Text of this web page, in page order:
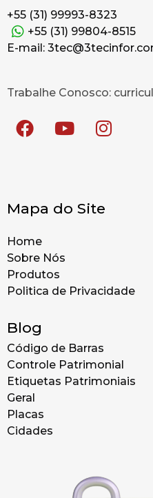
+55 (31) 99993-8323
+55 (31) 99804-8515
E-mail:
Trabalhe Conosco:
Mapa do Site
Home
Sobre Nós
Produtos
Politica de Privacidade
Blog
Código de Barras
Controle Patrimonial
Etiquetas Patrimoniais
Geral
Placas
Cidades